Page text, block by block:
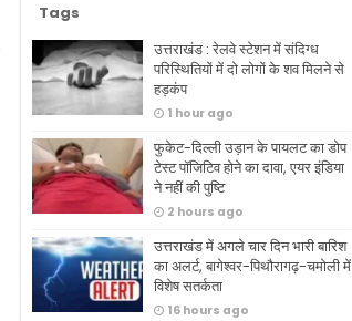
Tags
उत्तराखंड : रेलवे स्टेशन में संदिग्ध
परिस्थितियों में दो लोगों के शव मिलने से
हड़कंप
1 hour ago
फुकेट-दिल्ली उड़ान के पायलट का डोप
टेस्ट पॉजिटिव होने का दावा, एयर इंडिया
ने नहीं की पुष्टि
2 hours ago
उत्तराखंड में अगले चार दिन भारी बारिश
का अलर्ट, बागेश्वर-पिथौरागढ़-चमोली में
विशेष सतर्कता
16 hours ago